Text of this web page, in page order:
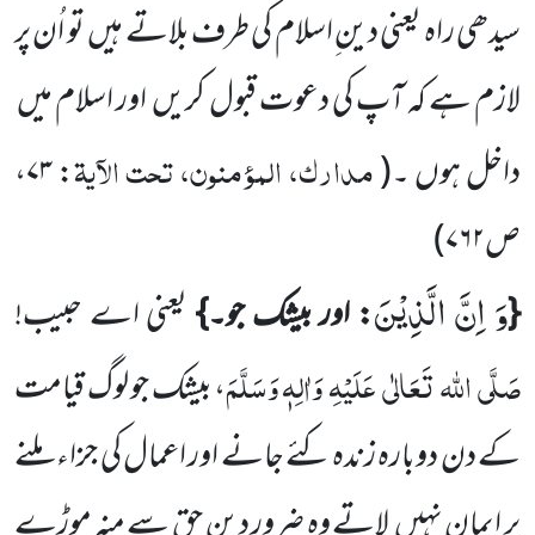
سیدھی راہ یعنی دین ِاسلام کی طرف بلاتے ہیںتو اُن پر
لازم ہے کہ آپ کی دعوت قبول کریںاور اسلام میں
داخل ہوں ۔(مدارک، المؤمنون، تحت الآیۃ:۷۳،
ص۷۶۲)
{وَ اِنَّ الَّذِیْنَ: اور بیشک جو۔}یعنی اے حبیب!
صَلَّیاللہتَعَالٰیعَلَیْہِوَاٰلِہٖ وَسَلَّمَ، بیشک جو لوگ قیامت
کے دن دوبارہ زندہکئے جانے اور اعمال کی جزاء ملنے